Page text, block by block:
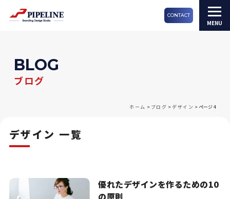
CONTACT
BLOG
ブログ
ホーム > ブログ >デザイン >ページ 4
デザイン 一覧
優れたデザインを作るための10
の原則